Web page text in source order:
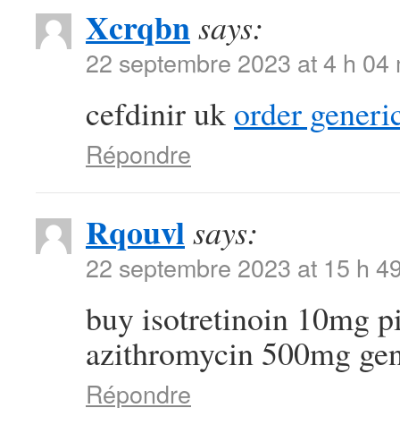
Xcrqbnsays:
22 septembre 2023 at 4 h 04
cefdinir uk order
Répondre
Rqouvlsays:
22 septembre 2023 at 15 h
buy isotretinoin 10mg
azithromycin 500mg
Répondre